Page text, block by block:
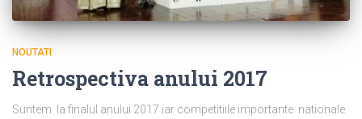
NOUTATI
Retrospectiva anului 2017
Suntem la finalul anului 2017 iar competitiile importante nationale